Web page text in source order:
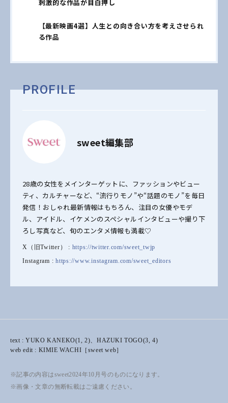
刺激的な作品が目白押し
【最新映画4選】人生との向き合い方を考えさせられ
る作品
PROFILE
sweet編集部
28歳の女性をメインターゲットに、ファッションやビュー
ティ、カルチャーなど、“流行りモノ”や“話題のモノ”を毎日
発信！おしゃれ最新情報はもちろん、注目の女優やモデ
ル、アイドル、イケメンのスペシャルインタビューや撮り下
ろし写真など、旬のエンタメ情報も満載♡
X（旧Twitter） : https://twitter.com/sweet_twjp
Instagram : https://www.instagram.com/sweet_editors
text : YUKO KANEKO(1, 2)、HAZUKI TOGO(3, 4)
web edit : KIMIE WACHI［sweet web］
※記事の内容はsweet2024年10月号のものになります。
※画像・文章の無断転載はご遠慮ください。